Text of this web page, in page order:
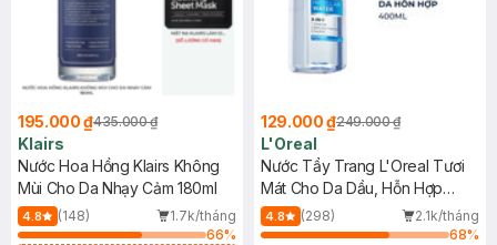
195.000 ₫435.000 ₫
Klairs
Nước Hoa Hồng Klairs Không
Mùi Cho Da Nhạy Cảm 180ml
4.8 (148)
1.7k/tháng
66%
129.000 ₫249.000 ₫
L'Oreal
Nước Tẩy Trang L'Oreal Tươi
Mát Cho Da Dầu, Hỗn Hợp
400ml
4.8 (298)
2.1k/tháng
68%